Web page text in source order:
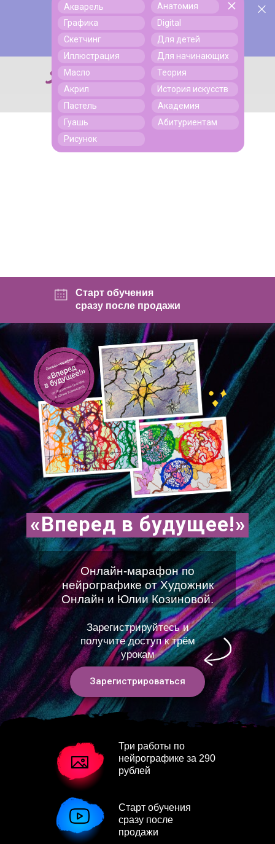
Поиск
Поиск
Акварель
Графика
Скетчинг
Иллюстрация
Масло
Акрил
Пастель
Гуашь
Рисунок
Анатомия
Digital
Для детей
Для начинающих
Теория
История искусств
Академия
Абитуриентам
«Вперед в будущее!»
Зарегистрируйтесь и
получите доступ к трём
урокам
Зарегистрироваться
Три работы по
нейрографике за 290
рублей
Старт обучения
сразу после продажи
Старт обучения
сразу после
продажи
Онлайн-марафон по
нейрографике от Художник
Онлайн и Юлии Козиновой.